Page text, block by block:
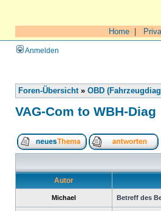
Home
Anmelden
Foren-Übersicht» OBD
VAG-Com to WBH-Diag
Autor
Michael Betreff des